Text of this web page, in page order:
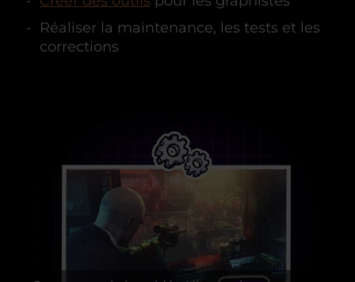
Réaliser la maintenance, les tests et les
corrections